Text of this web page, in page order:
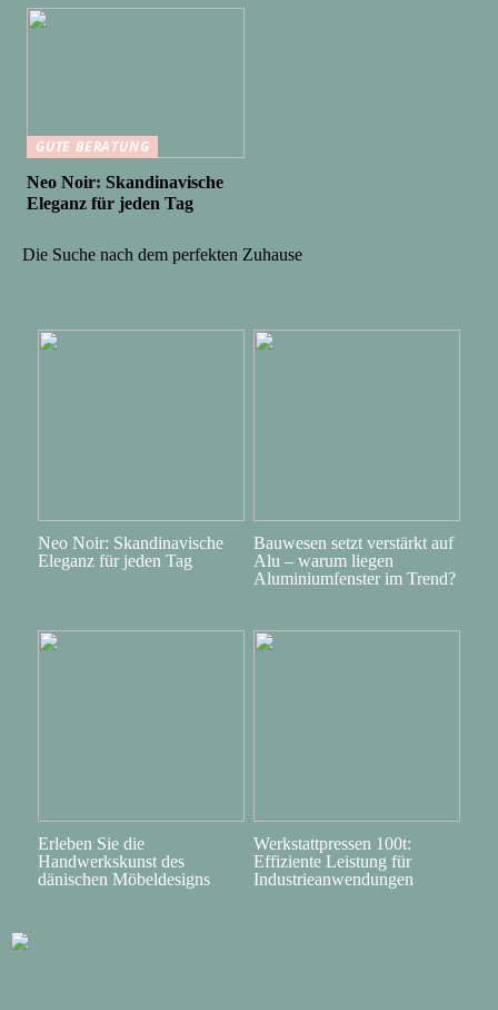
GUTE BERATUNG
Neo Noir: Skandinavische
Eleganz für jeden Tag
Die Suche nach dem perfekten Zuhause
Neo Noir: Skandinavische
Eleganz für jeden Tag
Bauwesen setzt verstärkt auf
Alu – warum liegen
Aluminiumfenster im Trend?
Erleben Sie die
Handwerkskunst des
dänischen Möbeldesigns
Werkstattpressen 100t:
Effiziente Leistung für
Industrieanwendungen